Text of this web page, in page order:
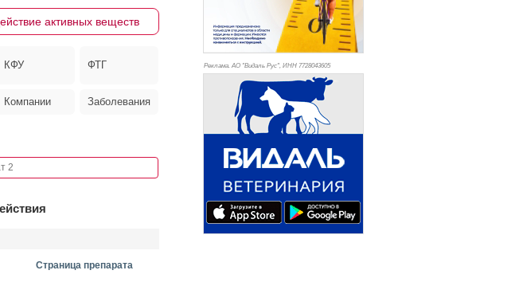
активных веществ
КФУ ФТГ
Компании Заболевания
Страница препарата
Реклама. АО "Видаль Рус", ИНН 7728043605